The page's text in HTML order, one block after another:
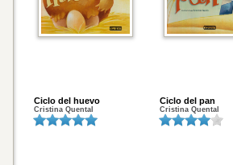
Ciclo del huevo
Cristina Quental
Ciclo del pan
Cristina Quental